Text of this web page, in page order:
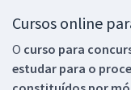
Cursos online
O curso para
estudar para o